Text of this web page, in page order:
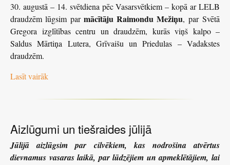
30. augustā – 14. svētdiena pēc Vasarsvētkiem – kopā ar LELB
draudzēm lūgsim par mācītāju Raimondu Mežiņu, par Svētā
Gregora izglītības centru un draudzēm, kurās viņš kalpo –
Saldus Mārtiņa Lutera, Grīvaišu un Priedulas – Vadakstes
draudzēm.
Lasīt vairāk
Aizlūgumi un tiešraides jūlijā
Jūlijā aizlūgsim par cilvēkiem, kas nodrošina atvērtus
dievnamus vasaras laikā, par lūdzējiem un apmeklētājiem, lai